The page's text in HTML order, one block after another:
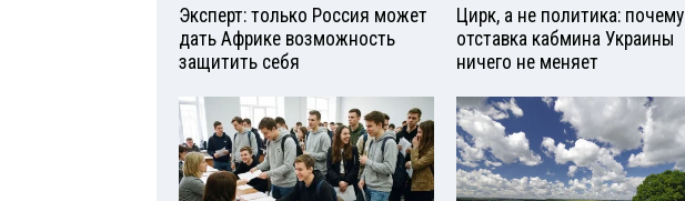
Эксперт: только Россия может
дать Африке возможность
защитить себя
Цирк, а не политика: почему
отставка кабмина Украины
ничего не меняет